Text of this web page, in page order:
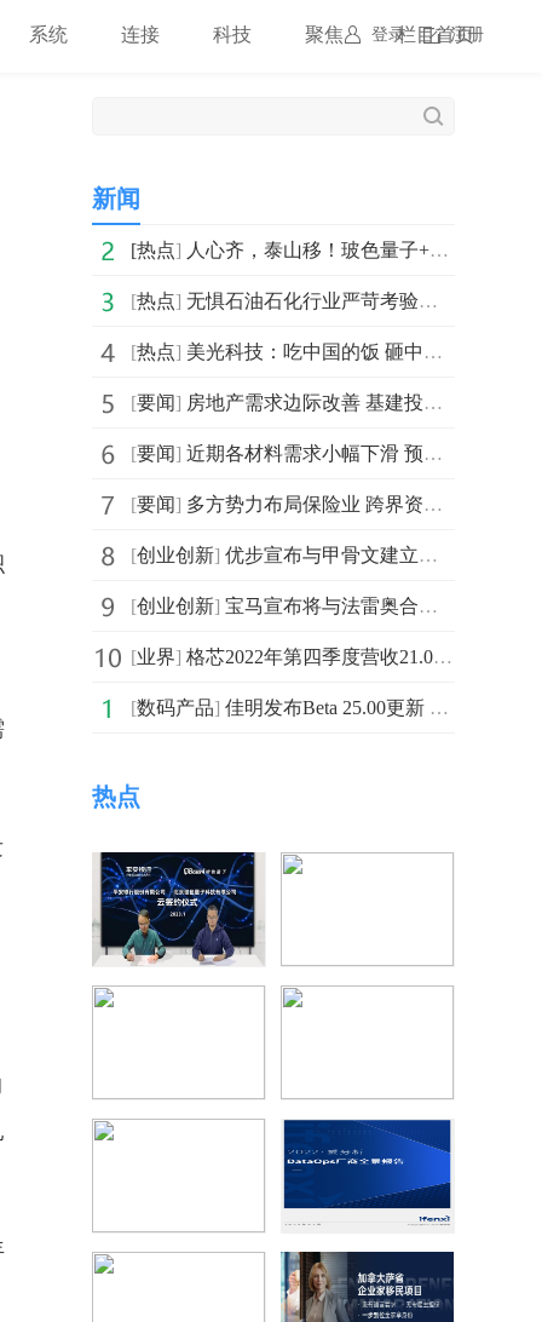
登录 注册
系统 连接 科技 聚焦 栏目首页
新闻
[热点] 人心齐，泰山移！玻色量子+平安银行新年合作，剑指“量子
[热点] 无惧石油石化行业严苛考验，山特不间断时刻“守护”
[热点] 美光科技：吃中国的饭 砸中国的锅
[要闻] 房地产需求边际改善 基建投资及开工力度维持高位
[要闻] 近期各材料需求小幅下滑 预计第二季度将恢复高增长
[要闻] 多方势力布局保险业 跨界资本频繁涌入备受关注
[创业创新] 优步宣布与甲骨文建立为期7年的云计算战略合作伙伴关系
[创业创新] 宝马宣布将与法雷奥合作开发一个名为“自动代客泊车”的L
[业界] 格芯2022年第四季度营收21.01亿美元 同比增长14%
[数码产品] 佳明发布Beta 25.00更新 改进了跑步机配速算法
热点